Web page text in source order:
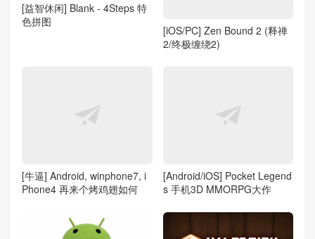
[益智休闲] Blank - 4Steps 特
色拼图
[iOS/PC] Zen Bound 2 (释禅
2/终极缠绕2)
[牛逼] Android, winphone7, i
Phone4 再来个烤鸡翅如何
[Android/iOS] Pocket Legend
s 手机3D MMORPG大作